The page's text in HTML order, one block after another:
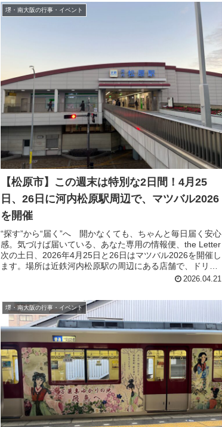
堺・南大阪の行事・イベント
【松原市】この週末は特別な2日間！4月25
日、26日に河内松原駅周辺で、マツバル2026
を開催
“探す”から“届く”へ 開かなくても、ちゃんと毎日届く安心
感。気づけば届いている、あなた専用の情報便、the Letter
次の土日、2026年4月25日と26日はマツバル2026を開催し
ます。場所は近鉄河内松原駅の周辺にある店舗で、ドリン
2026.04.21
堺・南大阪の行事・イベント